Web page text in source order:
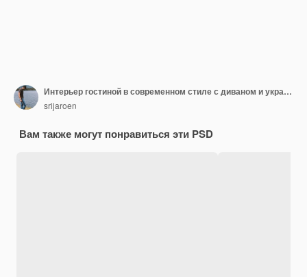
Интерьер гостиной в современном стиле с диваном и украшениями.
srijaroen
Вам также могут понравиться эти PSD